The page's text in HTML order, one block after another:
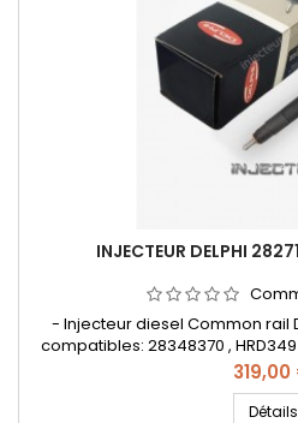
INJECTEUR DELPHI
- Injecteur diesel Common rail
compatibles: 28348370 , HRD349
070 2887 , A65107028870005 ,
Mercedes
Prix
319,00
Détails